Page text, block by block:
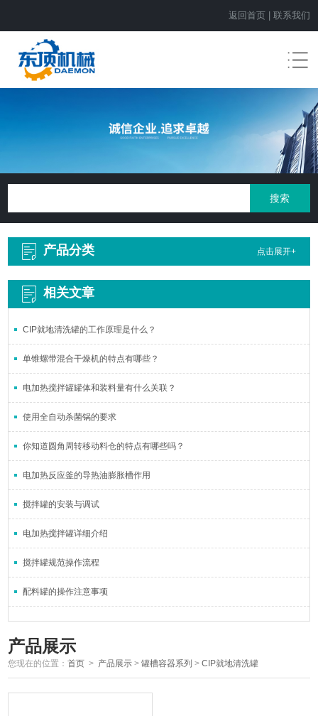
返回首页| 联系我们
产品分类 点击展开+
相关文章
CIP就地清洗罐的工作原理是什么？
单锥螺带混合干燥机的特点有哪些？
电加热搅拌罐罐体和装料量有什么关联？
使用全自动杀菌锅的要求
你知道圆角周转移动料仓的特点有哪些吗？
电加热反应釜的导热油膨胀槽作用
搅拌罐的安装与调试
电加热搅拌罐详细介绍
搅拌罐规范操作流程
配料罐的操作注意事项
产品展示
您现在的位置：首页 > 产品展示 >罐槽容器系列 >CIP就地清洗罐